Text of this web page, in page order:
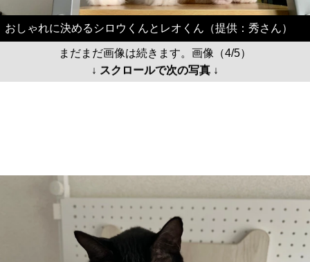
おしゃれに決めるシロウくんとレオくん（提供：秀さん）
まだまだ画像は続きます。画像（4/5）
↓ スクロールで次の写真 ↓